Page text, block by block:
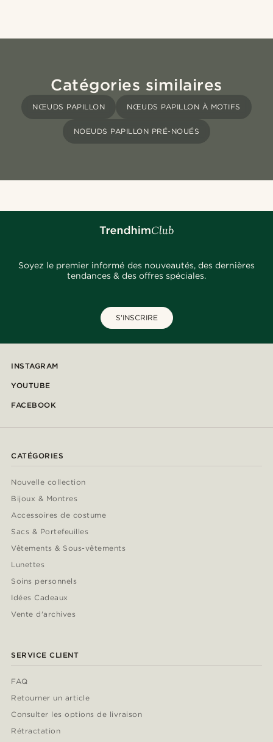
Catégories similaires
NŒUDS PAPILLON NŒUDS PAPILLON À MOTIFS
NOEUDS PAPILLON PRÉ-NOUÉS
Soyez le premier informé des nouveautés, des dernières
tendances & des offres spéciales.
S'INSCRIRE
INSTAGRAM
YOUTUBE
FACEBOOK
CATÉGORIES
Nouvelle collection
Bijoux & Montres
Accessoires de costume
Sacs & Portefeuilles
Vêtements & Sous-vêtements
Lunettes
Soins personnels
Idées Cadeaux
Vente d'archives
SERVICE CLIENT
FAQ
Retourner un article
Consulter les options de livraison
Rétractation